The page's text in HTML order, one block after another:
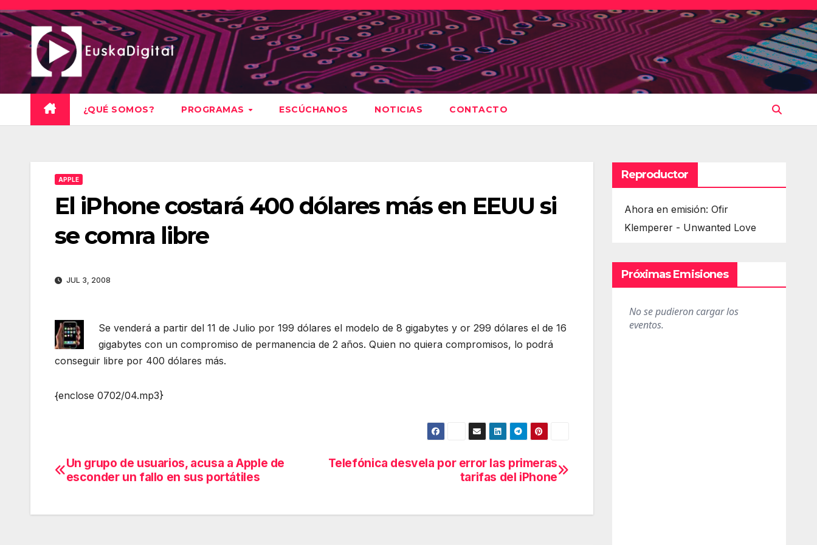
Saltar
al
contenido
¿QUÉ SOMOS? PROGRAMAS ESCÚCHANOS NOTICIAS CONTACTO
APPLE
El iPhone costará 400 dólares más en EEUU si
se comra libre
JUL 3, 2008
Se venderá a partir del 11 de Julio por 199 dólares el modelo de 8 gigabytes y or 299 dólares el de 16
gigabytes con un compromiso de permanencia de 2 años. Quien no quiera compromisos, lo podrá
conseguir libre por 400 dólares más.
{enclose 0702/04.mp3}
Navegación
entradas
Telefónica desvela por error las primeras
tarifas del iPhone
Un grupo de usuarios, acusa a Apple de
esconder un fallo en sus portátiles
Reproductor
Ahora en emisión: Ofir
Klemperer - Unwanted Love
Próximas Emisiones